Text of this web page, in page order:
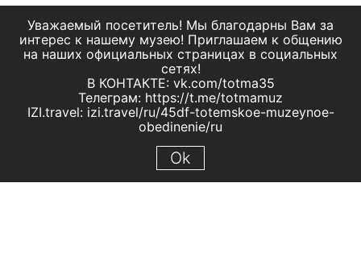
Уважаемый посетитель! Мы благодарны Вам за
интерес к нашему музею! Приглашаем к общению
на наших официальных страницах в социальных
сетях!
В КОНТАКТЕ: vk.com/totma35
Телеграм: https://t.me/totmamuz
IZI.travel: izi.travel/ru/45df-totemskoe-muzeynoe-
obedinenie/ru
Ok